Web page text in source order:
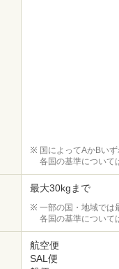
国によってAかBい
各国の基準について
最大30kgまで
一部の国・地域では
各国の基準について
航空便
SAL便